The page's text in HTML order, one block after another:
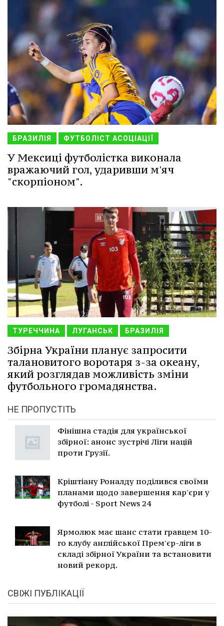
БРАЗИЛІЯ ФУТБОЛІСТ АСОЦІАЦІЇ
У Мексиці футболістка виконала
вражаючий гол, ударивши м'яч
"скорпіоном".
ТУРЕЧЧИНА ЛУГАНСЬК БРАЗИЛІЯ
Збірна України планує запросити
талановитого воротаря з-за океану,
який розглядав можливість зміни
футбольного громадянства.
НЕ ПРОПУСТІТЬ
Фінішна стадія для української
збірної: анонс зустрічі Ліги націй
проти Грузії.
Кріштіану Роналду поділився своїми
планами щодо завершення кар'єри у
футболі - Sport News 24
Ярмолюк має шанс стати гравцем 10-
го клубу англійської Прем'єр-ліги в
складі збірної України та встановити
новий рекорд.
СВІЖІ ПУБЛІКАЦІЇ